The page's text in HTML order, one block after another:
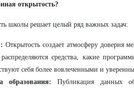
открытость?
школы решает целый ряд важных задач:
Открытость создает атмосферу доверия
средства, какие
себя более вовлеченными и
образования: Публикация данных об